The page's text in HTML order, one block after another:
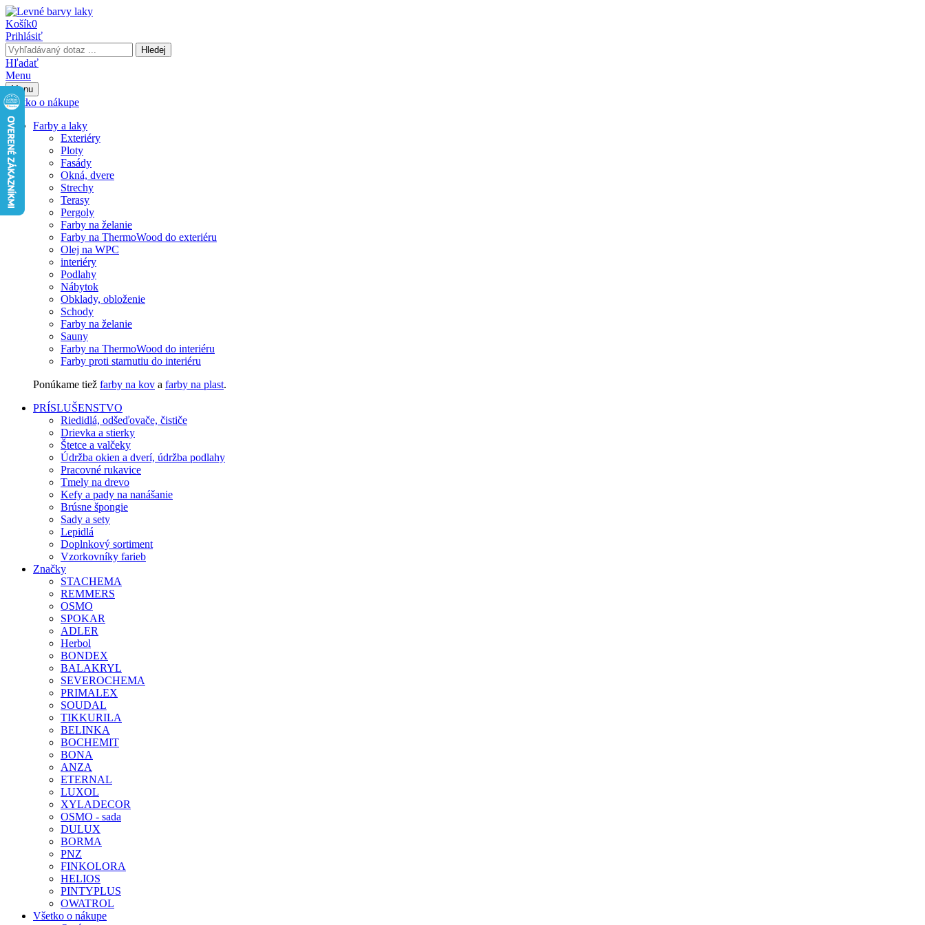
Košík0
Prihlásiť
Hledej
Hľadať
Menu
Menu
Všetko o nákupe
Farby a laky
Exteriéry
Ploty
Fasády
Okná, dvere
Strechy
Terasy
Pergoly
Farby na želanie
Farby na ThermoWood do exteriéru
Olej na WPC
interiéry
Podlahy
Nábytok
Obklady, obloženie
Schody
Farby na želanie
Sauny
Farby na ThermoWood do interiéru
Farby proti starnutiu do interiéru
Ponúkame tiež farby na kov a farby na plast.
PRÍSLUŠENSTVO
Riedidlá, odšeďovače, čističe
Drievka a stierky
Štetce a valčeky
Údržba okien a dverí, údržba podlahy
Pracovné rukavice
Tmely na drevo
Kefy a pady na nanášanie
Brúsne špongie
Sady a sety
Lepidlá
Doplnkový sortiment
Vzorkovníky farieb
Značky
STACHEMA
REMMERS
OSMO
SPOKAR
ADLER
Herbol
BONDEX
BALAKRYL
SEVEROCHEMA
PRIMALEX
SOUDAL
TIKKURILA
BELINKA
BOCHEMIT
BONA
ANZA
ETERNAL
LUXOL
XYLADECOR
OSMO - sada
DULUX
BORMA
PNZ
FINKOLORA
HELIOS
PINTYPLUS
OWATROL
Všetko o nákupe